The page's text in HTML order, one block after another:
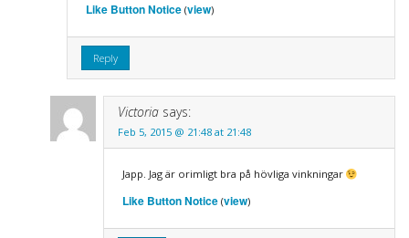
Like Button Notice(view)
Reply
Victoria says:
Feb 5, 2015 @ 21:48 at 21:48
Japp. Jag är orimligt bra på hövliga vinkningar
Like Button Notice(view)